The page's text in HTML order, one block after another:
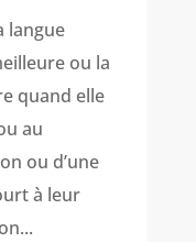
langue
ou la
quand elle
au
ou d’une
à leur